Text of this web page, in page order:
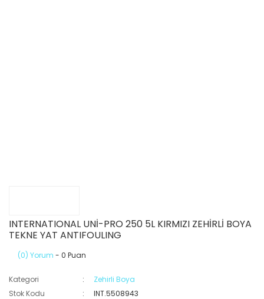
INTERNATIONAL UNİ-PRO 250 5L KIRMIZI ZEHİRLİ BOYA
TEKNE YAT ANTIFOULING
(0) Yorum - 0 Puan
Kategori
Zehirli Boya
Stok Kodu
INT.5508943